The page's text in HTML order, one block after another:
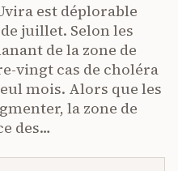
est déplorable
juillet. Selon les
de la zone de
vingt cas de choléra
mois. Alors que les
la zone de
des…